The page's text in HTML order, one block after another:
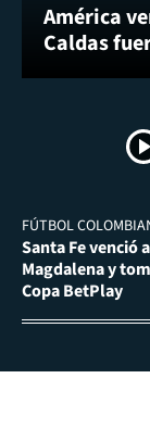
América
Caldas
FÚTBOL
Santa Fe venció
Magdalena y
Copa BetPlay